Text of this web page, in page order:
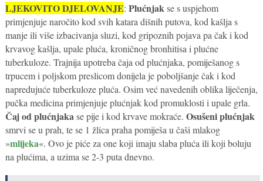
LJEKOVITO DJELOVANJE: Plućnjakse s uspjehom
primjenjuje naročito kod svih katara dišnih putova, kod kašlja s
manje ili više izbacivanja sluzi, kod gripoznih pojava pa čak i kod
krvavog kašlja, upale pluća, kroničnog bronhitisa i plućne
tuberkuloze. Trajnija upotreba čaja od plućnjaka, pomiješanog s
trpucem i poljskom preslicom donijela je poboljšanje čak i kod
napredujuće tuberkuloze pluća. Osim već navedenih oblika liječenja,
pučka medicina primjenjuje plućnjak kod promuklosti i upale grla.
Čaj od plućnjakase pije i kod krvave mokraće. Osušeni plućnjak
smrvi se u prah, te se 1 žlica praha pomiješa u čaši mlakog
»mlijeka«. Ovo je piće za one koji imaju slaba pluća ili koji boluju
na plućima, a uzima se 2-3 puta dnevno.